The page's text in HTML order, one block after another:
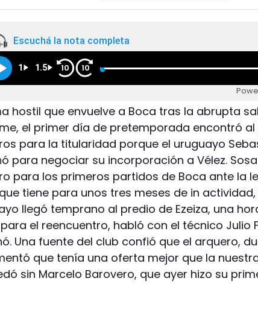
Escuchá la nota completa
1 1.5 10 10
hostil que envuelve a Boca tras la abrupta
el primer día de pretemporada encontró al
para la titularidad porque el uruguayo
para negociar su incorporación a Vélez.
para los primeros partidos de Boca ante la
tiene para unos tres meses de in
llegó temprano al predio de Ezeiza, una
el reencuentro, habló con el técnico Julio
Una fuente del club confió que el arquero,
que tenía una oferta mejor que la
sin Marcelo Barovero, que ayer hizo su